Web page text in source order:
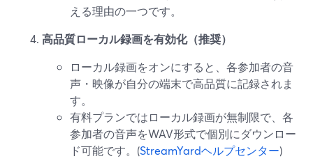
える理由の一つです。
高品質ローカル録画を有効化（推奨）
ローカル録画をオンにすると、各参加者の音
声・映像が自分の端末で高品質に記録されま
す。
有料プランではローカル録画が無制限で、各
参加者の音声をWAV形式で個別にダウンロー
ド可能です。(StreamYardヘルプセンター)